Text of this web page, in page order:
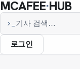
MCAFEE·HUB
>_
기사 검색
로그인